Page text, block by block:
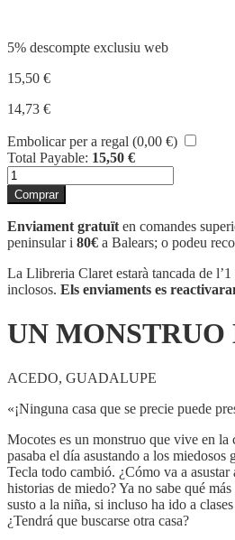
5% descompte exclusiu web
15,50 €
14,73 €
Embolicar per a regal (0,00 €)
Total Payable: 15,50 €
quantitat
de
UN
MONSTRUO
EN
APUROS
Comprar
Enviament gratuït en comandes
peninsular i 80€ a Balears; o podeu
La Llibreria Claret estarà tancada de l’1
inclosos. Els enviaments es
UN MONSTRUO
ACEDO, GUADALUPE
«¡Ninguna casa que se precie puede
Mocotes es un monstruo que vive en la
pasaba el día asustando a los miedosos
Tecla todo cambió. ¿Cómo va a asustar
historias de miedo? Ya no sabe qué
susto a la niña, si incluso ha ido a
¿Tendrá que buscarse otra casa?